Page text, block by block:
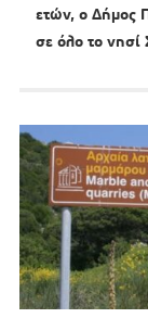
ετών, ο Δήμος
σε όλο το νησί